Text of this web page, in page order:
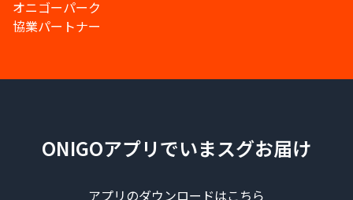
オニゴーパーク
協業パートナー
ONIGOアプリでいまスグお届け
アプリのダウンロードはこちら